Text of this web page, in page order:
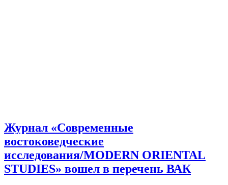
Журнал «Современные
востоковедческие
исследования/MODERN ORIENTAL
STUDIES» вошел в перечень ВАК